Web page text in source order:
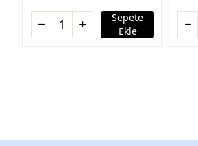
Sepete
Ekle